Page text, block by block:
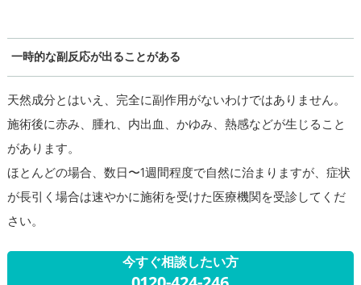
一時的な副反応が出ることがある
天然成分とはいえ、完全に副作用がないわけではありません。
施術後に赤み、腫れ、内出血、かゆみ、熱感などが生じること
があります。
ほとんどの場合、数日〜1週間程度で自然に治まりますが、症状
が長引く場合は速やかに施術を受けた医療機関を受診してくだ
さい。
今すぐ相談したい方